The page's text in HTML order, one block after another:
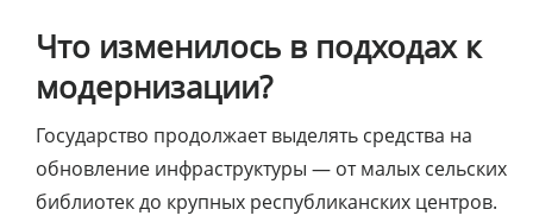
Что изменилось в подходах к
модернизации?
Государство продолжает выделять средства на
обновление инфраструктуры — от малых сельских
библиотек до крупных республиканских центров.